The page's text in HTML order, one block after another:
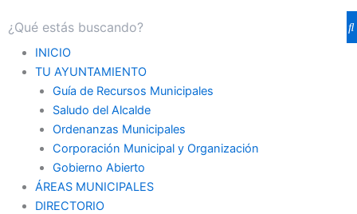
INICIO
TU AYUNTAMIENTO
Guía de Recursos Municipales
Saludo del Alcalde
Ordenanzas Municipales
Corporación Municipal y Organización
Gobierno Abierto
ÁREAS MUNICIPALES
DIRECTORIO